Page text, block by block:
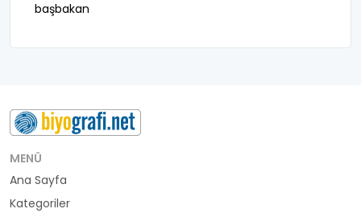
başbakan
belediye başkanı
buluş
bürokrat
büyükelçi
MENÜ
Ana Sayfa
Kategoriler